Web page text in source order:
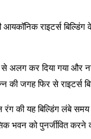
आयकॉनिक राइटर्स
कर दिया गया और
की जगह फिर से राइटर्स
रंग की यह बिल्डिंग लंबे
भवन को पुनर्जीवित करने